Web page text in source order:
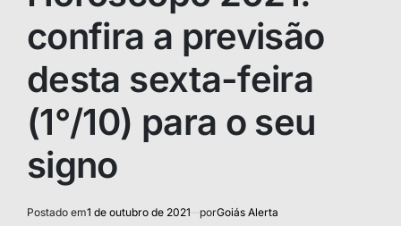
confira a previsão
desta sexta-feira
(1°/10) para o seu
signo
Postado em1 de outubro de 2021 porGoiás Alerta